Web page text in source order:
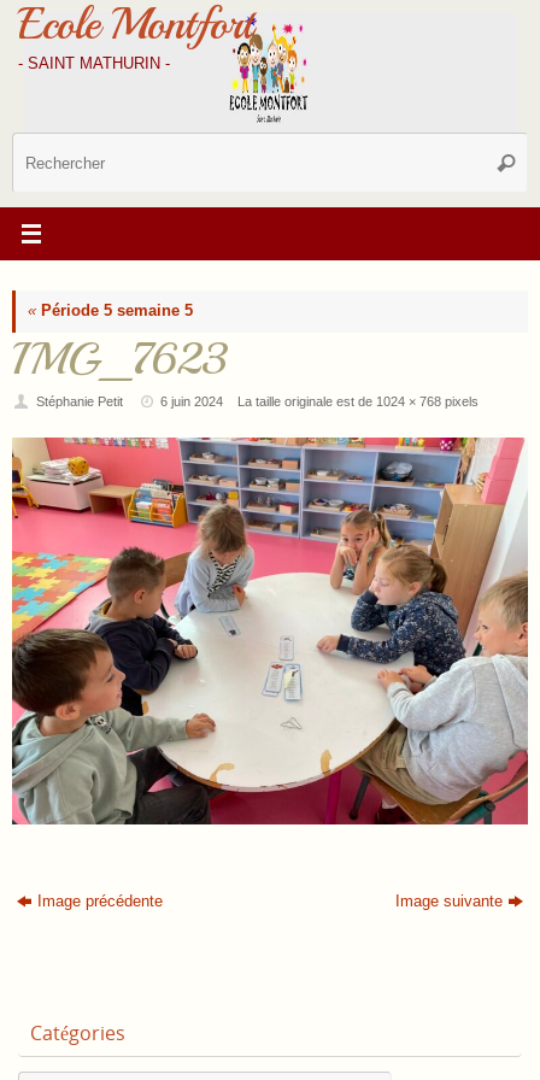
Passer
contenu
Ecole Montfort
- SAINT MATHURIN -
« Période 5 semaine 5
IMG_7623
Stéphanie Petit 6 juin 2024 La taille originale est de 1024 × 768 pixels
Image précédente Image suivante
Catégories